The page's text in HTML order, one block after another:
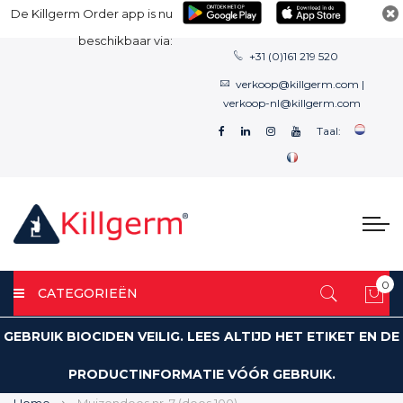
De Killgerm Order app is nu
beschikbaar via:
+31 (0)161 219 520
verkoop@killgerm.com |
verkoop-nl@killgerm.com
Taal:
CATEGORIEËN
0
GEBRUIK BIOCIDEN VEILIG. LEES ALTIJD HET ETIKET EN DE
PRODUCTINFORMATIE VÓÓR GEBRUIK.